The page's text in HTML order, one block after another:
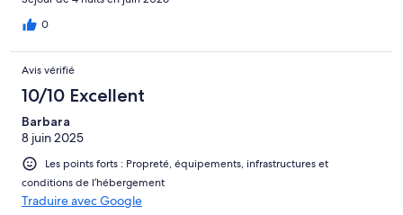
0
Avis vérifié
10/10 Excellent
Barbara
8 juin 2025
Les points forts : Propreté, équipements, infrastructures et
conditions de l’hébergement
Traduire avec Google